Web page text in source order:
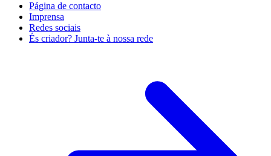
Página de contacto
Imprensa
Redes sociais
És criador? Junta-te à nossa rede